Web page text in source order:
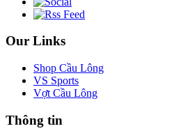
Our Links
Shop Cầu Lông
VS Sports
Vợt Cầu Lông
Thông tin